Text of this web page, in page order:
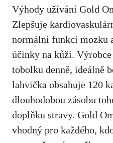
Výhody užívání Gold
Zlepšuje
normální funkci mozku
účinky na kůži.
tobolku denně, ideálně
lahvička obsahuje 120
dlouhodobou zásobu
doplňku stravy. Gold
vhodný pro každého,